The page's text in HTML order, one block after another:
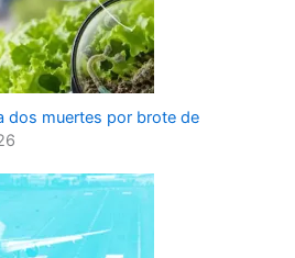
dos muertes por brote de